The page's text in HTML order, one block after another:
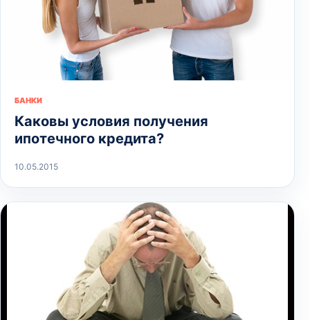
БАНКИ
Каковы условия получения
ипотечного кредита?
10.05.2015